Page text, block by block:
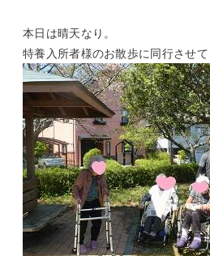
本日は晴天なり。
特養入所者様のお散歩に同行させて